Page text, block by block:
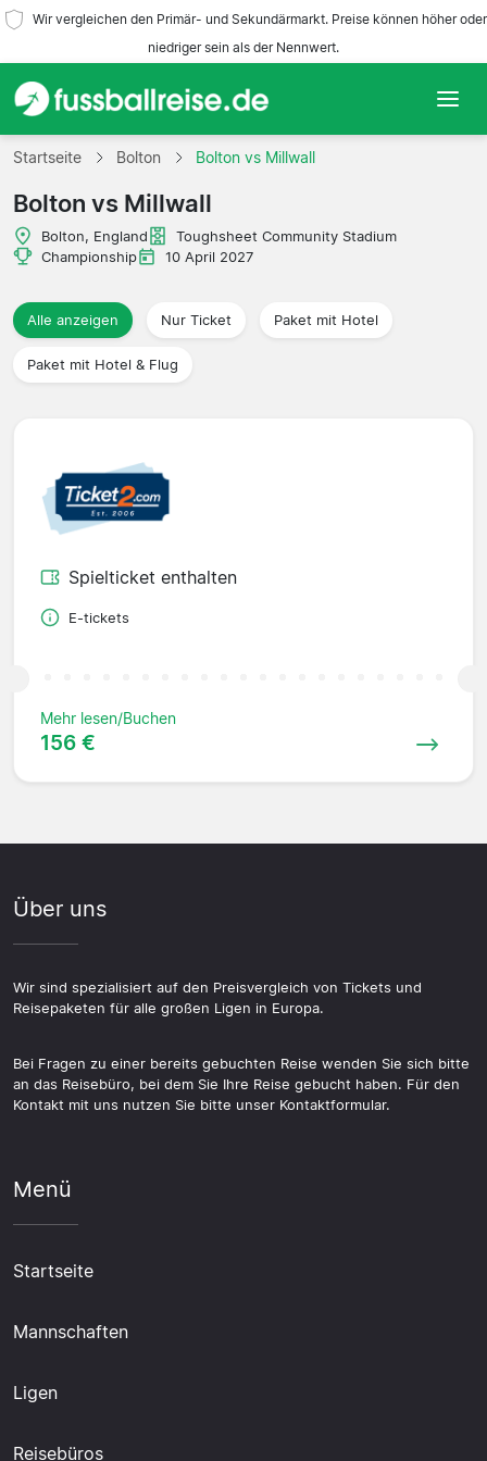
Wir vergleichen den Primär- und Sekundärmarkt. Preise können höher oder
niedriger sein als der Nennwert.
Startseite
Mannschaften
Ligen
Reisebüros
Startseite Bolton Bolton vs Millwall
Bolton vs Millwall
Bolton, England
Toughsheet Community Stadium
Championship
10 April 2027
Alle anzeigen Nur Ticket Paket mit Hotel
Paket mit Hotel & Flug
Spielticket enthalten
E-tickets
Mehr lesen/Buchen
156 €
Über uns
Wir sind spezialisiert auf den Preisvergleich von Tickets und
Reisepaketen für alle großen Ligen in Europa.
Bei Fragen zu einer bereits gebuchten Reise wenden Sie sich bitte
an das Reisebüro, bei dem Sie Ihre Reise gebucht haben. Für den
Kontakt mit uns nutzen Sie bitte unser Kontaktformular.
Menü
Startseite
Mannschaften
Ligen
Reisebüros